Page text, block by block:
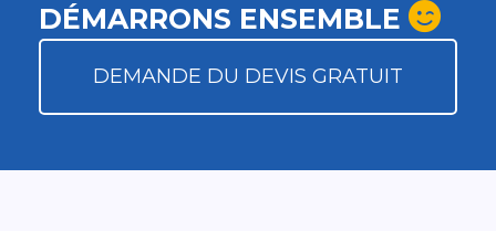
DÉMARRONS ENSEMBLE
DEMANDE DU DEVIS GRATUIT